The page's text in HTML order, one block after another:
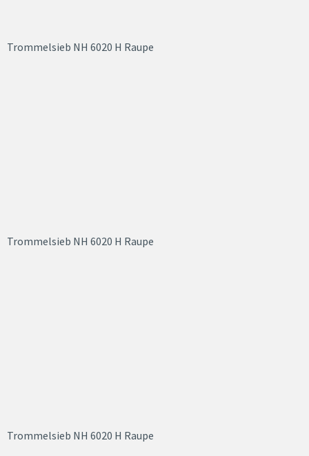
Trommelsieb NH 6020 H Raupe
Trommelsieb NH 6020 H Raupe
Trommelsieb NH 6020 H Raupe